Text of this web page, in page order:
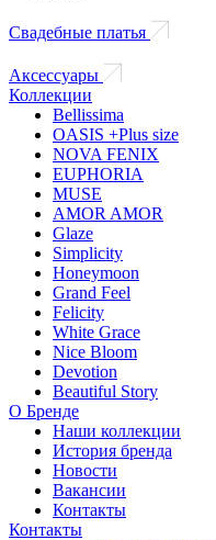
Свадебные платья
Аксессуары
Коллекции
Bellissima
OASIS +Plus size
NOVA FENIX
EUPHORIA
MUSE
AMOR AMOR
Glaze
Simplicity
Honeymoon
Grand Feel
Felicity
White Grace
Nice Bloom
Devotion
Beautiful Story
О Бренде
Наши коллекции
История бренда
Новости
Вакансии
Контакты
Контакты